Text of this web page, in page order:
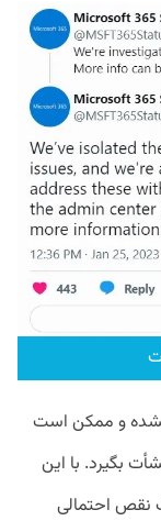
و ممکن است
بگیرد. با این
نقص احتمالی